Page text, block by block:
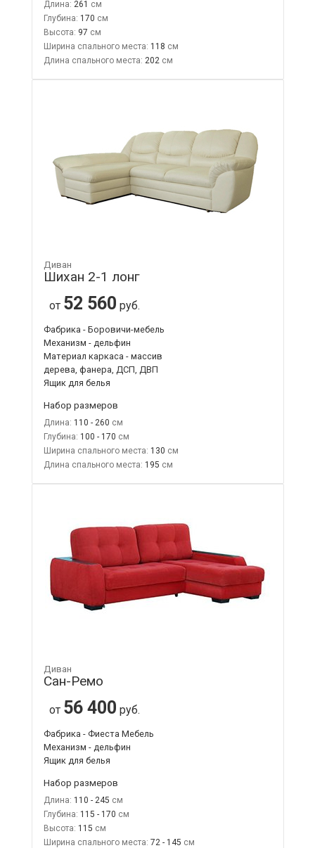
Длина: 261
Глубина: 170
Высота: 97
Ширина спального места: 118
Длина спального места: 202
Диван
Шихан 2-1 лонг
от 52 560 руб.
Фабрика - Боровичи-мебель
Механизм - дельфин
Материал каркаса - массив
дерева, фанера, ДСП, ДВП
Ящик для белья
Набор размеров
Длина: 110 - 260
Глубина: 100 - 170
Ширина спального места: 130
Длина спального места: 195
Диван
Сан-Ремо
от 56 400 руб.
Фабрика - Фиеста Мебель
Механизм - дельфин
Ящик для белья
Набор размеров
Длина: 110 - 245
Глубина: 115 - 170
Высота: 115
Ширина спального места: 72 - 145